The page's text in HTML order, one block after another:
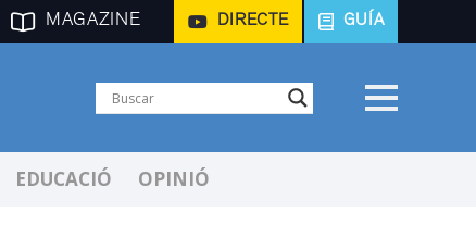
MAGAZINE DIRECTE GUÍA
EDUCACIÓ OPINIÓ